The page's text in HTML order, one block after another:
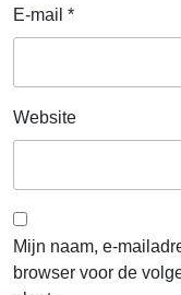
E-mail *
Website
Mijn naam, e-
browser voor de